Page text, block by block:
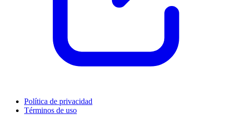
Política de privacidad
Términos de uso